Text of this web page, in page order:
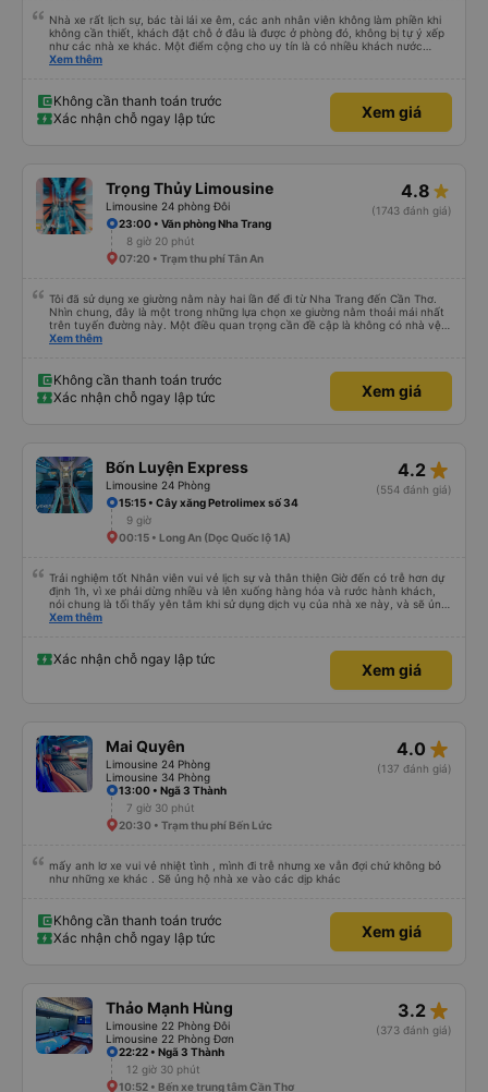
Nhà xe rất lịch sự, bác tài lái xe êm, các anh nhân viên không làm phiền khi
không cần thiết, khách đặt chỗ ở đâu là được ở phòng đó, không bị tự ý xếp
như các nhà xe khác. Một điểm cộng cho uy tín là có nhiều khách nước
Xem thêm
Không cần thanh toán trước
Xác nhận chỗ ngay lập tức
Xem giá
Trọng Thủy Limousine
Limousine 24 phòng Đôi
4.8
(1743 đánh giá)
23:00 • Văn phòng Nha Trang
8 giờ 20 phút
07:20 • Trạm thu phí Tân An
Tôi đã sử dụng xe giường nằm này hai lần để đi từ Nha Trang đến Cần Thơ.
Nhìn chung, đây là một trong những lựa chọn xe giường nằm thoải mái nhất
trên tuyến đường này. Một điều quan trọng cần đề cập là không có nhà vệ
sinh trên xe, điều này có thể gây khó chịu trên một hành trình dài xuyên
chậm khoảng một tiếng, nhưng công ty đã thông báo trước cho tôi, nên tôi
không gặp vấn đề gì. Xe khá thoải mái, có chăn và hai gối, và các tài xế lịch
sự và thân thiện. Có các điểm dừng nghỉ vào khoảng 4:00 sáng và 9:00
cho đến khoảng 8:00 sáng, điều này khá khó chịu. Có vẻ như lịch trình phụ
thuộc vào tài xế, và tôi thực sự hy vọng các điểm dừng sẽ được bố trí đều
đặn hơn trong tương lai. Nhìn chung, tôi hài lòng và sẽ tiếp tục sử dụng dịch
vụ xe buýt giường nằm của công ty này cho các chuyến công tác, vì đây
vẫn là một trong những lựa chọn xe buýt giường nằm thoải mái nhất trên
tuyến đường này. Tôi thực sự hy vọng rằng trong tương lai các tài xế sẽ
dừng xe thường xuyên theo lịch trình, đặc biệt là vì tôi dự định sẽ đi tuyến
đường này một lần nữa vào tuần tới.
Xem thêm
Không cần thanh toán trước
Xác nhận chỗ ngay lập tức
Xem giá
Bốn Luyện Express
Limousine 24 Phòng
4.2 star_rate
(554 đánh giá)
15:15 • Cây xăng Petrolimex số 34
9 giờ
00:15 • Long An (Dọc Quốc lộ 1A)
Trải nghiệm tốt Nhân viên vui vẻ lịch sự và thân thiện Giờ đến có trễ hơn dự
định 1h, vì xe phải dừng nhiều và lên xuống hàng hóa và rước hành khách,
nói chung là tối thấy yên tâm khi sử dụng dịch vụ của nhà xe này, và sẽ ủng
hộ và giới thiệu cho người thân sử dụng dịch vụ của nhà xe này
Xem thêm
Xác nhận chỗ ngay lập tức
Xem giá
Mai Quyên
Limousine 24 Phòng
Limousine 34 Phòng
4.0 star_rate
(137 đánh giá)
13:00 • Ngã 3 Thành
7 giờ 30 phút
20:30 • Trạm thu phí Bến Lức
mấy anh lơ xe vui vẻ nhiệt tình , mình đi trễ nhưng xe vẫn đợi chứ không bỏ
như những xe khác . Sẽ ủng hộ nhà xe vào các dịp khác
Không cần thanh toán trước
Xác nhận chỗ ngay lập tức
Xem giá
Thảo Mạnh Hùng
Limousine 22 Phòng Đôi
Limousine 22 Phòng Đơn
3.2 star_rate
(373 đánh giá)
22:22 • Ngã 3 Thành
12 giờ 30 phút
10:52 • Bến xe trung tâm Cần Thơ